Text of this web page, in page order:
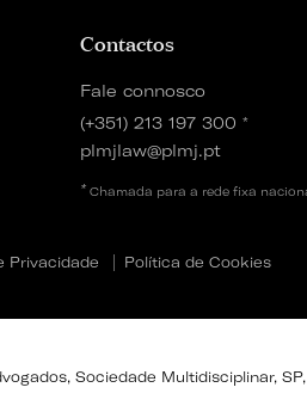
Contactos
Fale connosco
(+351) 213 197 300 *
plmjlaw@plmj.pt
* Chamada para a rede fixa
Privacidade Política de Cookies
Sociedade Multidisciplinar,